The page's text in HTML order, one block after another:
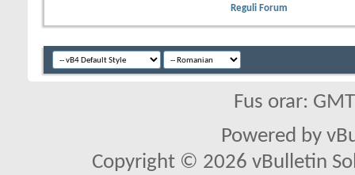
Reguli Forum
Fus orar:
Powered by
Copyright © 2026 vBulletin